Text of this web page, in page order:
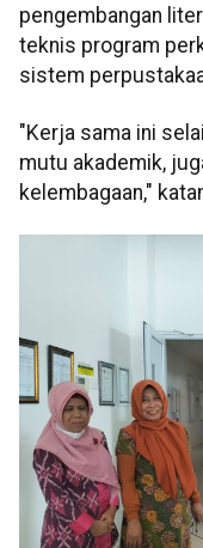
pengembangan
teknis program
sistem
"Kerja sama ini
mutu akademik,
kelembagaan,"